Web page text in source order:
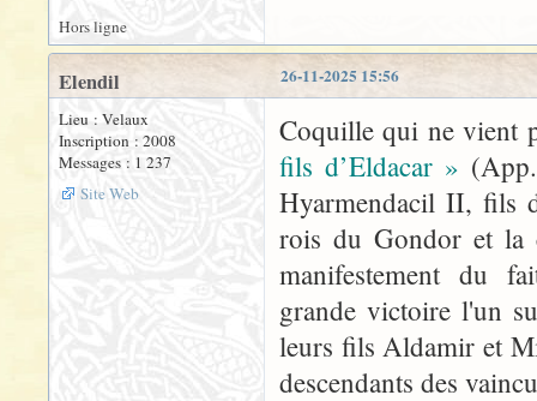
Hors ligne
26-11-2025 15:56
Elendil
Lieu : Velaux
Inscription : 2008
Messages : 1 237
Site Web
Coquille qui ne vient
fils d’Eldacar »
Hyarmendacil II, fils
rois du Gondor et la
manifestement du
grande victoire l'un
leurs fils Aldamir et
descendants des